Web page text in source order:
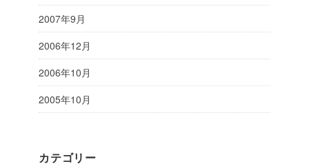
2007年9月
2006年12月
2006年10月
2005年10月
カテゴリー